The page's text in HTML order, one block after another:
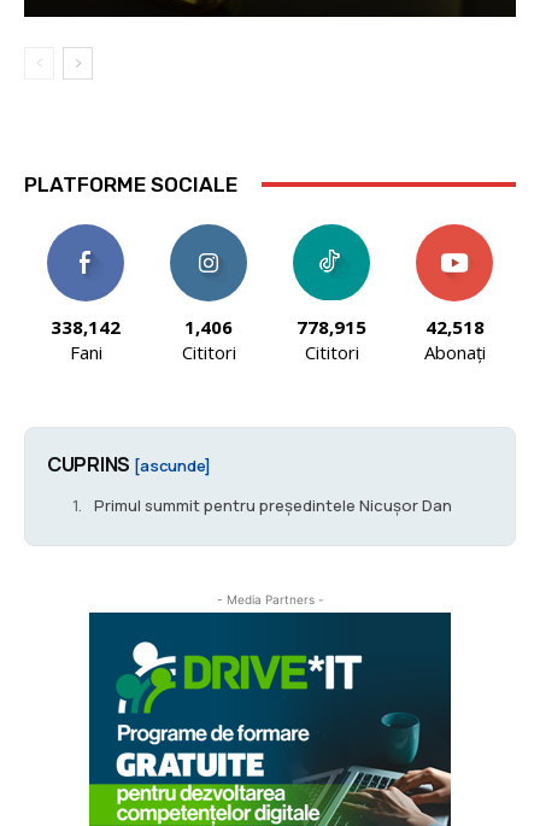
PLATFORME SOCIALE
338,142
Fani
1,406
Cititori
778,915
Cititori
42,518
Abonați
CUPRINS [ascunde]
Primul summit pentru preşedintele Nicușor Dan
- Media Partners -